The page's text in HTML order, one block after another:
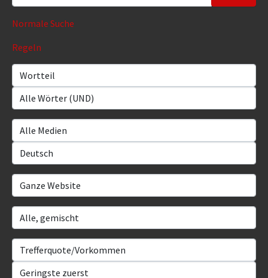
Normale Suche
Regeln